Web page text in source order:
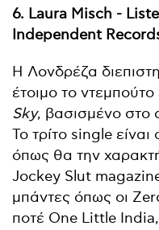
6. Laura Misch -
Independent
Η Λονδρέζα
έτοιμο το
Sky, βασισμένο
To τρίτο single
όπως θα την
Jockey Slut
μπάντες όπως οι
ποτέ One Little